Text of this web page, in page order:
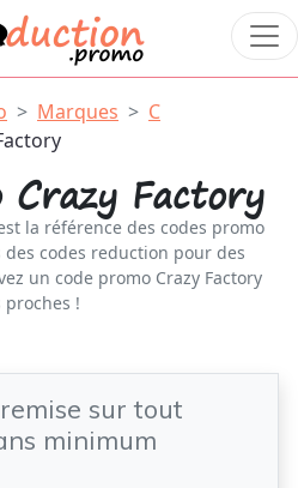
Marques
C
Crazy Factory
la référence des codes promo
codes reduction pour des
un code promo Crazy Factory
!
sur tout
minimum